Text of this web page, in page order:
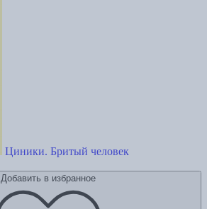
Циники. Бритый человек
Добавить в избранное